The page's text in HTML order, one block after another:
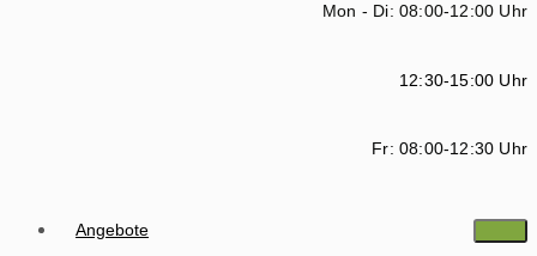
Mon - Di: 08:00-12:00 Uhr
12:30-15:00 Uhr
Fr: 08:00-12:30 Uhr
Angebote